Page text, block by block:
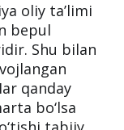
oliy ta’limi
bepul
Shu bilan
qanday
bo‘lsa